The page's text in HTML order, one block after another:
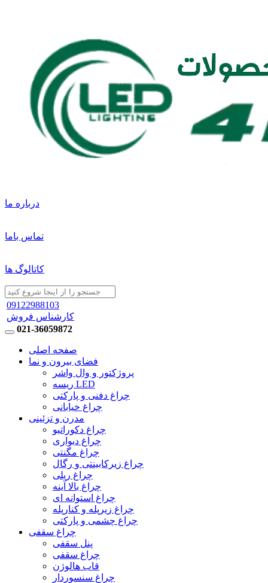
درباره ما
تماس باما
کاتالوگ ها
09122988103
کارشناس فروش
021-36059872
صفحه اصلی
فضای بیرون و نما
پروژکتور و وال واشر
ریسه LED
چراغ دفنی و پارکتی
چراغ خیابانی
مدرن و تزئینی
چراغ دکوراتیو
چراغ دیواری
چراغ مگنتی
چراغ زیرکابینتی و رگال
چراغ ریلی
چراغ بالا آینه
چراغ استوانه ای
چراغ زیرپله و کنارپله
چراغ چشمی و پارکتی
چراغ سقفی
پنل سقفی
چراغ سقفی
قاب هالوژن
چراغ سنسوردار